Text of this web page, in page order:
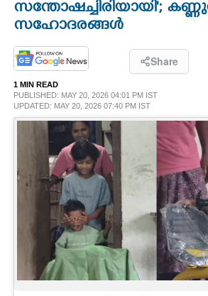
OPINION
PHOTOS
LIFESTYLE
SPIRITUAL
INFO+
ASTRO
സന്തോഷച്ചിരിയായി';
സഹോദരങ്ങൾ
Share
1 MIN READ
PUBLISHED: MAY 20, 2026 04:01 PM IST
UPDATED: MAY 20, 2026 07:40 PM IST